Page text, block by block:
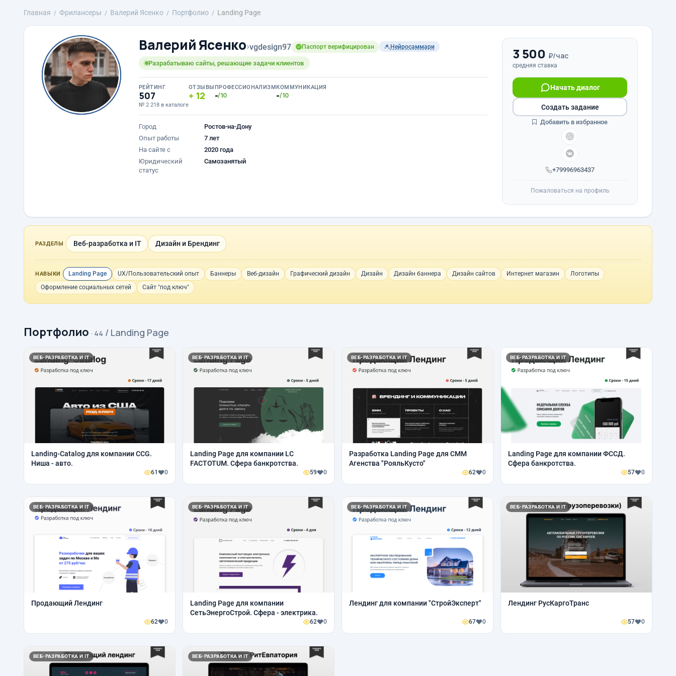
Главная Фрилансеры Валерий Ясенко Портфолио Landing Page
Валерий Ясенко›vgdesign97 Паспорт верифицирован Нейросаммари
Разрабатываю сайты, решающие задачи клиентов
РЕЙТИНГ
507
№ 2 218 в каталоге
ОТЗЫВЫ
12
ПРОФЕССИОНАЛИЗМ
-/10
КОММУНИКАЦИЯ
-/10
Город
Ростов-на-Дону
Опыт работы
7 лет
На сайте с
2020 года
Юридический
статус
Самозанятый
3 500 ₽/час
средняя ставка
+79996963437
Начать диалог
Создать задание
Добавить в избранное
Пожаловаться на профиль
РАЗДЕЛЫ Веб-разработка и IT Дизайн и Брендинг
НАВЫКИ Landing Page UX/Пользовательский опыт Баннеры Веб-дизайн Графический дизайн Дизайн Дизайн баннера Дизайн сайтов Интернет магазин
Логотипы
Оформление социальных сетей
Сайт "под ключ"
Портфолио · 44 / Landing Page
ВЕБ-РАЗРАБОТКА И IT
Landing-Catalog для компании CCG.
Ниша - авто.
61 0
ВЕБ-РАЗРАБОТКА И IT
Landing Page для компании LC
FACTOTUM. Сфера банкротства.
59 0
ВЕБ-РАЗРАБОТКА И IT
Разработка Landing Page для СММ
Агенства "РояльКусто"
62 0
ВЕБ-РАЗРАБОТКА И IT
Landing Page для компании ФССД.
Сфера банкротства.
57 0
ВЕБ-РАЗРАБОТКА И IT
Продающий Лендинг
62 0
ВЕБ-РАЗРАБОТКА И IT
Landing Page для компании
СетьЭнергоСтрой. Сфера - электрика.
62 0
ВЕБ-РАЗРАБОТКА И IT
Лендинг для компании "СтройЭксперт"
67 0
ВЕБ-РАЗРАБОТКА И IT
Лендинг РусКаргоТранс
57 0
ВЕБ-РАЗРАБОТКА И IT ВЕБ-РАЗРАБОТКА И IT